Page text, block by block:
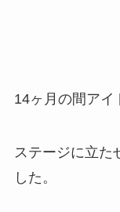
14ヶ月の間アイ
ステージに立た
した。